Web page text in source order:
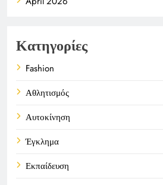
Κατηγορίες
Fashion
Αθλητισμός
Αυτοκίνηση
Έγκλημα
Εκπαίδευση